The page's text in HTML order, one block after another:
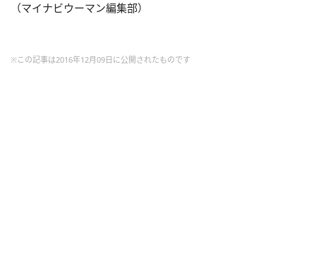
（マイナビウーマン編集部）
※この記事は2016年12月09日に公開されたものです